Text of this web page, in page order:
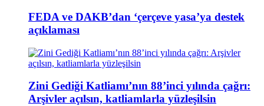
FEDA ve DAKB’dan ‘çerçeve yasa’ya destek
açıklaması
Zini Gediği Katliamı’nın 88’inci yılında çağrı:
Arşivler açılsın, katliamlarla yüzleşilsin